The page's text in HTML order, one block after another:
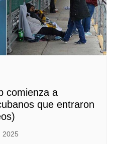
comienza a
que entraron
2025